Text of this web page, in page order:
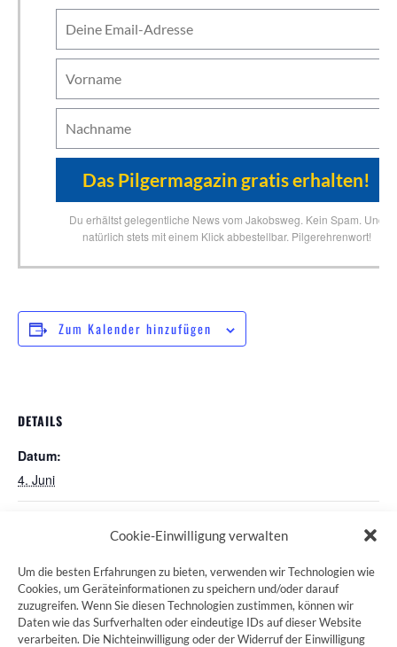
Cookie-Einwilligung verwalten
Um die besten Erfahrungen zu bieten, verwenden wir Technologien wie
Cookies, um Geräteinformationen zu speichern und/oder darauf
zuzugreifen. Wenn Sie diesen Technologien zustimmen, können wir
Daten wie das Surfverhalten oder eindeutige IDs auf dieser Website
verarbeiten. Die Nichteinwilligung oder der Widerruf der Einwilligung
Du erhältst gelegentliche News vom Jakobsweg. Kein Spam. Und
natürlich stets mit einem Klick abbestellbar. Pilgerehrenwort!
Zum Kalender hinzufügen
DETAILS
Datum:
4. Juni
Pilgerstammtisch in Nürnberg Pilgerstammtisch Bayreuth
ZUM JAKOBSWEG SHOP